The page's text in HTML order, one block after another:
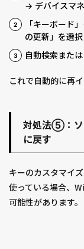
→ デバイスマネ
「キーボード
の更新」を選択
自動検索また
これで自動的に再
対処法⑤：ソ
に戻す
キーのカスタマイ
使っている場合、
可能性があります。